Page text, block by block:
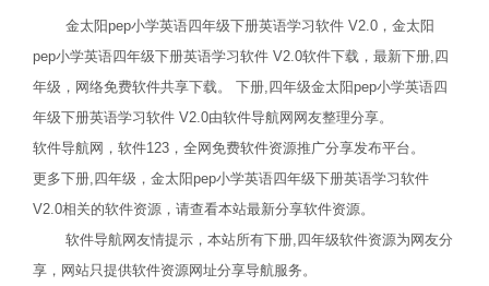
金太阳pep小学英语四年级下册英语学习软件 V2.0，金太阳
pep小学英语四年级下册英语学习软件 V2.0软件下载，最新下册,四
年级，网络免费软件共享下载。 下册,四年级金太阳pep小学英语四
年级下册英语学习软件 V2.0由软件导航网网友整理分享。
软件导航网，软件123，全网免费软件资源推广分享发布平台。
更多下册,四年级，金太阳pep小学英语四年级下册英语学习软件
V2.0相关的软件资源，请查看本站最新分享软件资源。
软件导航网友情提示，本站所有下册,四年级软件资源为网友分
享，网站只提供软件资源网址分享导航服务。